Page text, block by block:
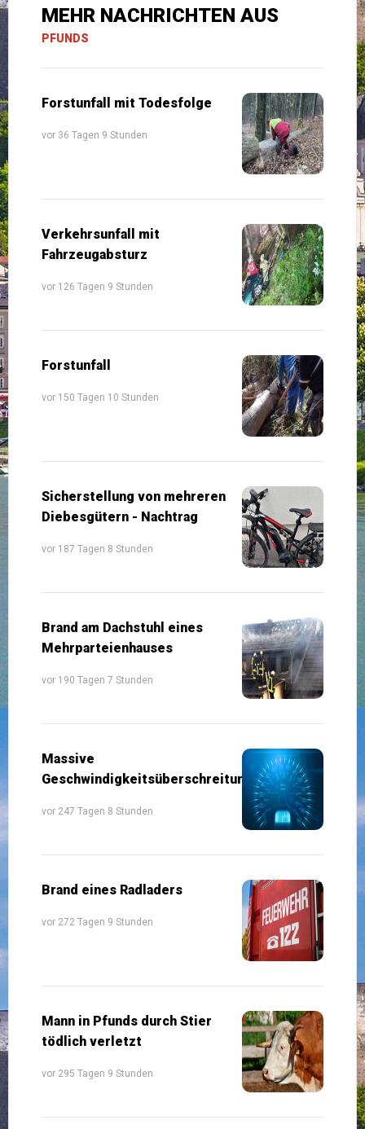
MEHR NACHRICHTEN AUS
PFUNDS
Forstunfall mit Todesfolge
vor 36 Tagen 9 Stunden
Verkehrsunfall mit
Fahrzeugabsturz
vor 126 Tagen 9 Stunden
Forstunfall
vor 150 Tagen 10 Stunden
Sicherstellung von mehreren
Diebesgütern - Nachtrag
vor 187 Tagen 8 Stunden
Brand am Dachstuhl eines
Mehrparteienhauses
vor 190 Tagen 7 Stunden
Massive
Geschwindigkeitsüberschreitung
vor 247 Tagen 8 Stunden
Brand eines Radladers
vor 272 Tagen 9 Stunden
Mann in Pfunds durch Stier
tödlich verletzt
vor 295 Tagen 9 Stunden